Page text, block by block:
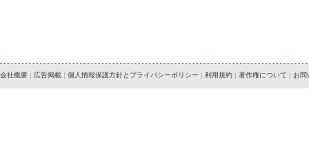
会社概要 | 広告掲載 | 個人情報保護方針とプライバシーポリシー | 利用規約 | 著作権について | お問